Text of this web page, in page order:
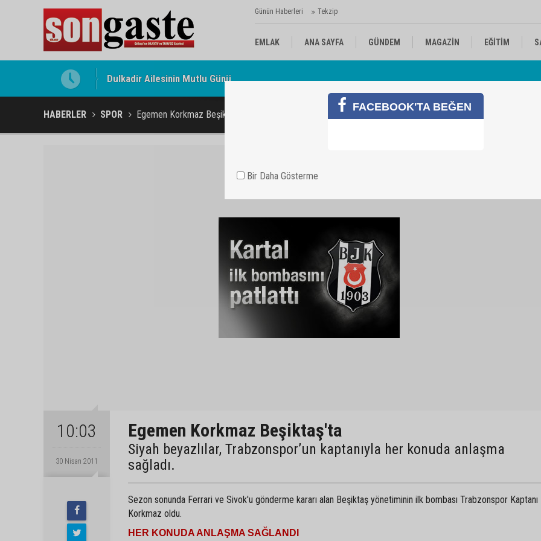
Günün Haberleri Tekzip
EMLAK ANA SAYFA GÜNDEM MAGAZİN EĞİTİM
Gölbaşı Esnafının Sesi Ankara Kalkınma Ajansı'nda
HABERLER SPOR Egemen Korkmaz Beşiktaş'ta
10:03
30 Nisan 2011
Egemen Korkmaz Beşiktaş'ta
Siyah beyazlılar, Trabzonspor’un kaptanıyla her konuda anlaşma
sağladı.
Sezon sonunda Ferrari ve Sivok'u gönderme kararı alan Beşiktaş yönetiminin ilk bombası Trabzonspor Kaptanı
Korkmaz oldu.
HER KONUDA ANLAŞMA SAĞLANDI
FACEBOOK'TA BEĞEN
Bir Daha Gösterme